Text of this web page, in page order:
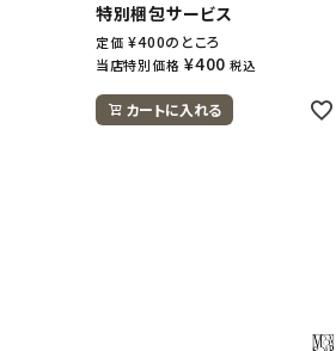
特別梱包サービス
定価 ¥400のところ
当店特別価格 ¥400 税込
カートに入れる